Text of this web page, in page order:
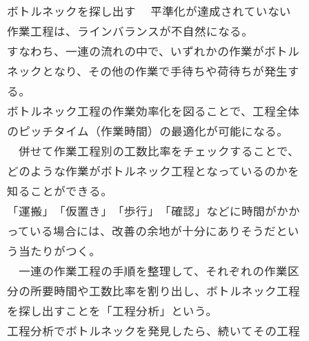
ボトルネックを探し出す 平準化が達成されていない
作業工程は、ラインバランスが不自然になる。
すなわち、一連の流れの中で、いずれかの作業がボトル
ネックとなり、その他の作業で手待ちや荷待ちが発生す
る。
ボトルネック工程の作業効率化を図ることで、工程全体
のピッチタイム（作業時間）の最適化が可能になる。
併せて作業工程別の工数比率をチェックすることで、
どのような作業がボトルネック工程となっているのかを
知ることができる。
「運搬」「仮置き」「歩行」「確認」などに時間がかか
っている場合には、改善の余地が十分にありそうだとい
う当たりがつく。
一連の作業工程の手順を整理して、それぞれの作業区
分の所要時間や工数比率を割り出し、ボトルネック工程
を探し出すことを「工程分析」という。
工程分析でボトルネックを発見したら、続いてその工程